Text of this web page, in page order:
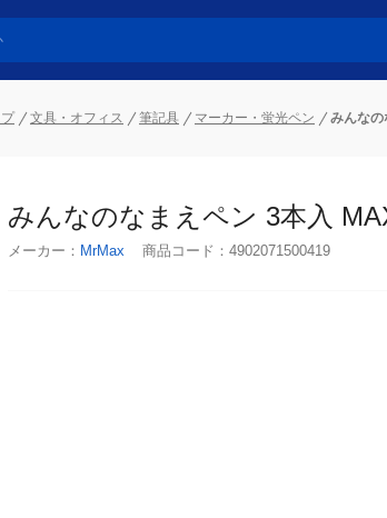
プ 文具・オフィス 筆記具 マーカー・蛍光ペン みんな
みんなのなまえペン 3本入
メーカー： MrMax 商品コード： 4902071500419